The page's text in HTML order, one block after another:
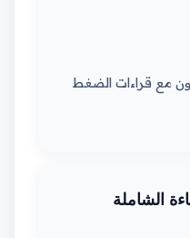
مع قراءات الضغط
الشاملة